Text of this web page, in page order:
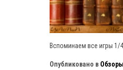
Вспоминаем все игры 1/
Опубликовано в Обзоры